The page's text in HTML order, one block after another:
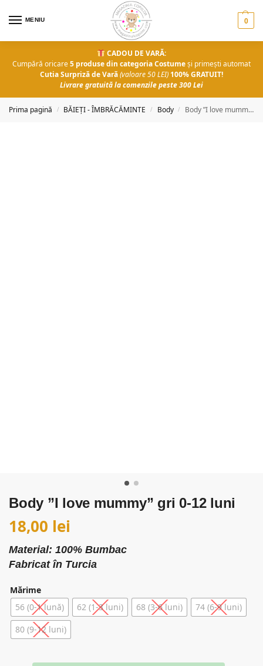
MENIU 0
CADOU DE VARĂ:
Cumpără oricare5 produse din categoria Costumeși primești automat
Cutia Surpriză de Vară(valoare 50 LEI) 100% GRATUIT!
Livrare gratuită la comenzile peste 300 Lei
Prima pagină / BĂIEȚI - ÎMBRĂCĂMINTE / Body / Body ”I love mummy” gri 0-12 luni
Body ”I love mummy” gri 0-12 luni
18,00 lei
Material: 100% Bumbac
Fabricat în Turcia
Mărime
56 (0-1 lună)
62 (1-3 luni) 68 (3-6 luni)
74 (6-9 luni)
80 (9-12 luni)